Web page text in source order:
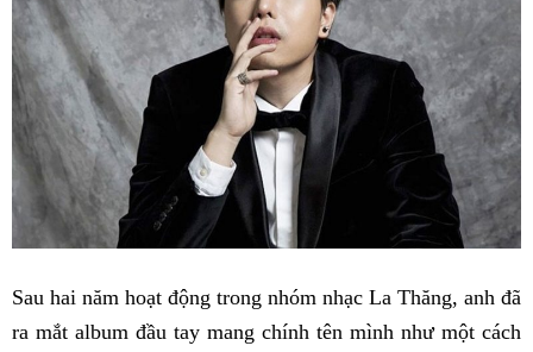
Sau hai năm hoạt động trong nhóm nhạc La Thăng, anh đã
ra mắt album đầu tay mang chính tên mình như một cách